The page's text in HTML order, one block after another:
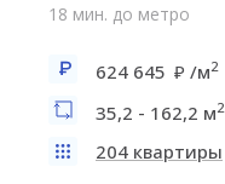
18 мин. до метро
624 645 /м2
35,2 - 162,2 м2
204 квартиры